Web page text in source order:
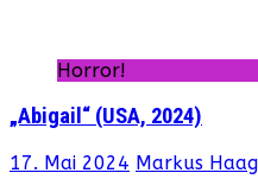
Horror!
„Abigail“ (USA, 2024)
17. Mai 2024 Markus